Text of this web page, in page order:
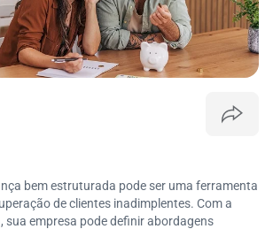
bem estruturada pode ser uma ferramenta
de clientes inadimplentes. Com a
sua empresa pode definir abordagens